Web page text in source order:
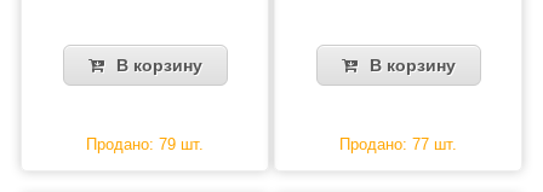
В корзину
Продано: 79 шт.
В корзину
Продано: 77 шт.